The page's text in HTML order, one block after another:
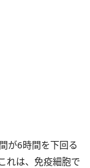
が6時間を下回る
れは、免疫細胞で